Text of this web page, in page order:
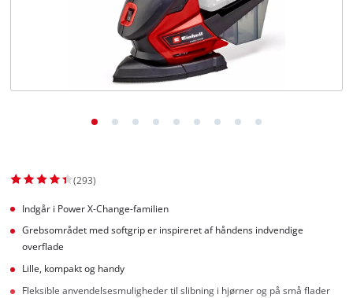
(293)
Indgår i Power X-Change-familien
Grebsområdet med softgrip er inspireret af håndens indvendige
overflade
Lille, kompakt og handy
Fleksible anvendelsesmuligheder til slibning i hjørner og på små flader